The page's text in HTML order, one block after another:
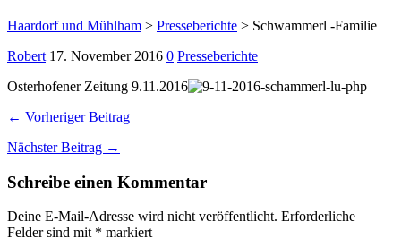
Haardorf und Mühlham > Presseberichte > Schwammerl -Familie
Robert 17. November 2016 0 Presseberichte
Osterhofener Zeitung 9.11.2016
← Vorheriger Beitrag
Nächster Beitrag →
Schreibe einen Kommentar
Deine E-Mail-Adresse wird nicht veröffentlicht. Erforderliche
Felder sind mit * markiert